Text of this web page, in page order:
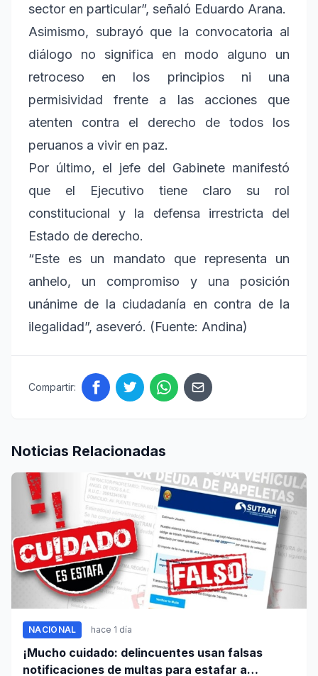
sector en particular”, señaló Eduardo Arana.
Asimismo, subrayó que la convocatoria al
diálogo no significa en modo alguno un
retroceso en los principios ni una
permisividad frente a las acciones que
atenten contra el derecho de todos los
peruanos a vivir en paz.
Por último, el jefe del Gabinete manifestó
que el Ejecutivo tiene claro su rol
constitucional y la defensa irrestricta del
Estado de derecho.
“Este es un mandato que representa un
anhelo, un compromiso y una posición
unánime de la ciudadanía en contra de la
ilegalidad”, aseveró. (Fuente: Andina)
Compartir:
Noticias Relacionadas
NACIONAL hace 1 día
¡Mucho cuidado: delincuentes usan falsas
notificaciones de multas para estafar a